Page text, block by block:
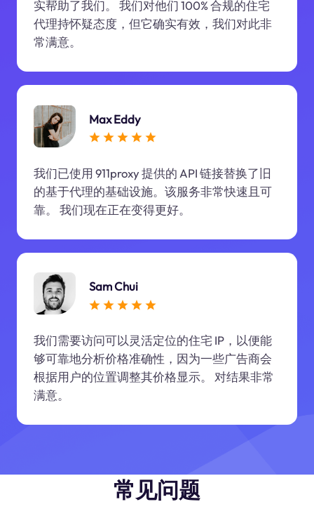
实帮助了我们。 我们对他们 100% 合规的住宅
代理持怀疑态度，但它确实有效，我们对此非
常满意。
Max Eddy
我们已使用 911proxy 提供的 API 链接替换了旧
的基于代理的基础设施。该服务非常快速且可
靠。 我们现在正在变得更好。
Sam Chui
我们需要访问可以灵活定位的住宅 IP，以便能
够可靠地分析价格准确性，因为一些广告商会
根据用户的位置调整其价格显示。 对结果非常
满意。
常见问题